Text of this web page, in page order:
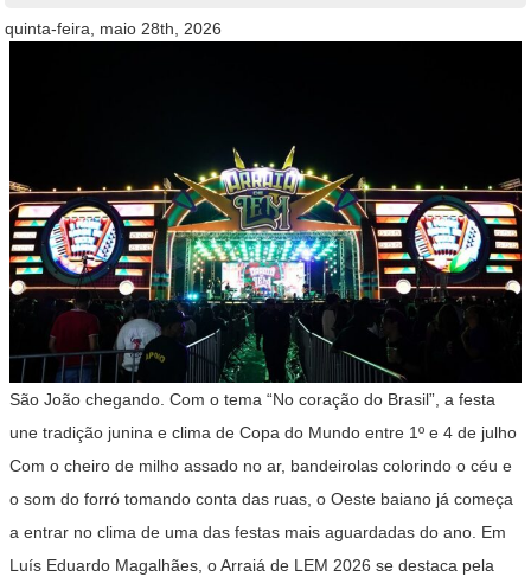
quinta-feira, maio 28th, 2026
São João chegando. Com o tema “No coração do Brasil”, a festa
une tradição junina e clima de Copa do Mundo entre 1º e 4 de julho
Com o cheiro de milho assado no ar, bandeirolas colorindo o céu e
o som do forró tomando conta das ruas, o Oeste baiano já começa
a entrar no clima de uma das festas mais aguardadas do ano. Em
Luís Eduardo Magalhães, o Arraiá de LEM 2026 se destaca pela